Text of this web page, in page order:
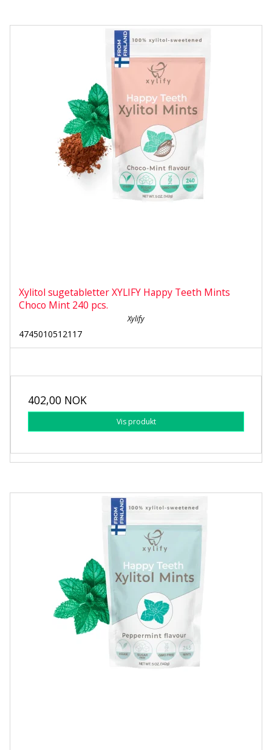
Xylitol sugetabletter XYLIFY Happy Teeth Mints
Choco Mint 240 pcs.
Xylify
4745010512117
402,00 NOK
Vis produkt